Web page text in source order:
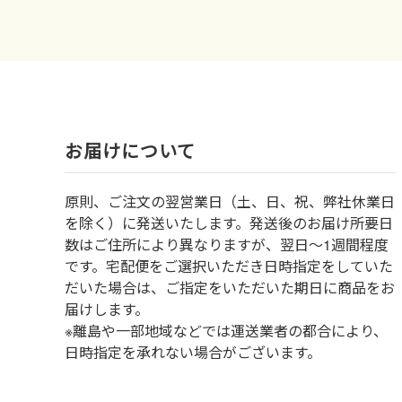
お届けについて
原則、ご注文の翌営業日（土、日、祝、弊社休業日
を除く）に発送いたします。発送後のお届け所要日
数はご住所により異なりますが、翌日～1週間程度
です。宅配便をご選択いただき日時指定をしていた
だいた場合は、ご指定をいただいた期日に商品をお
届けします。
※離島や一部地域などでは運送業者の都合により、
日時指定を承れない場合がございます。